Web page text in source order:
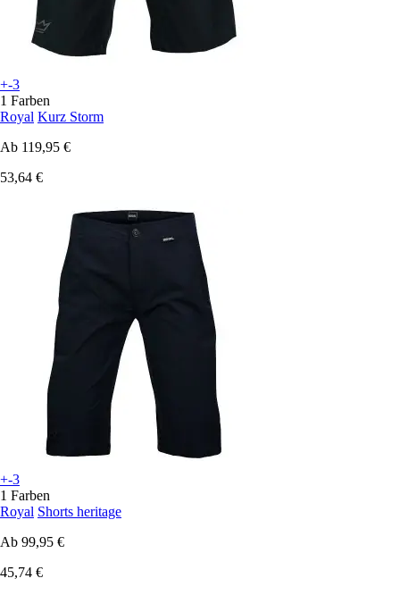
+-3
1 Farben
Royal Kurz Storm
Ab 119,95 €
53,64 €
+-3
1 Farben
Royal Shorts heritage
Ab 99,95 €
45,74 €